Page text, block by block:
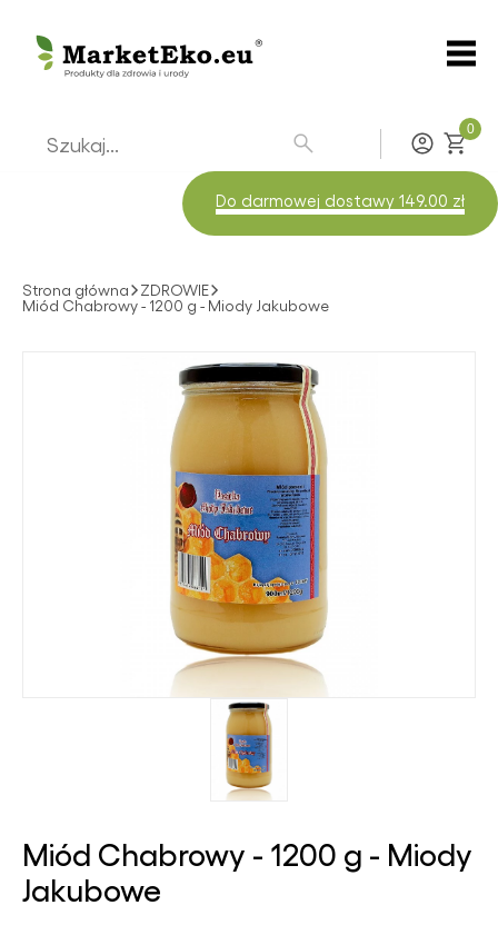
Zaloguj
0
Do darmowej dostawy 149.00 zł
Strona główna
ZDROWIE
Miód Chabrowy - 1200 g - Miody Jakubowe
Miód Chabrowy - 1200 g - Miody
Jakubowe